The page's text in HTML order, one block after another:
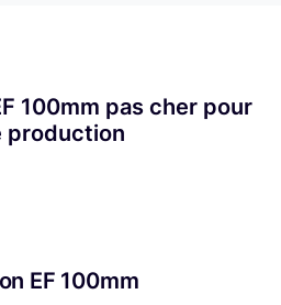
100mm pas cher pour
production
EF 100mm